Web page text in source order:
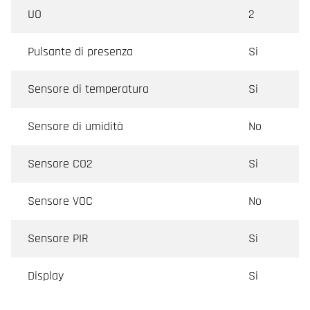
possono essere facilmente configurati per
applicazioni specifiche tramite l'app Regin:GO o
l'Application Tool.
UO 2
Pulsante di presenza Si
Sensore di temperatura Si
Sensore di umidità No
Sensore CO2 Si
Sensore VOC No
Sensore PIR Si
Display Si